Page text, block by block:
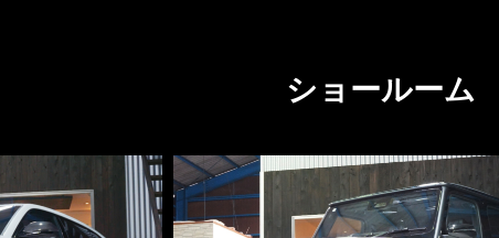
ショールーム